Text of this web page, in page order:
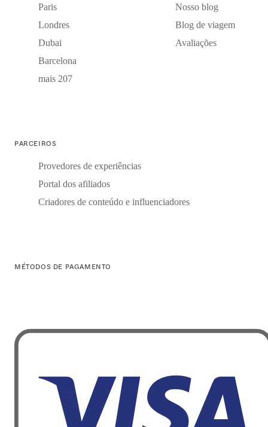
Paris
Londres
Dubai
Barcelona
mais 207
Nosso blog
Blog de viagem
Avaliações
PARCEIROS
Provedores de experiências
Portal dos afiliados
Criadores de conteúdo e influenciadores
MÉTODOS DE PAGAMENTO